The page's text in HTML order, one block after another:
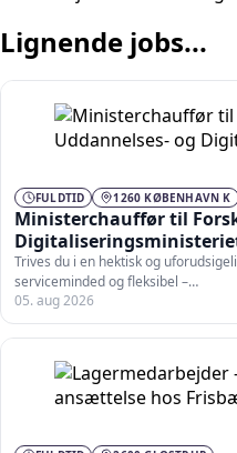
Lignende jobs...
FULDTID 1260 KØBENHAVN K
Ministerchauffør til
Trives du i en hektisk og
serviceminded og fleksibel –…
05. aug 2026